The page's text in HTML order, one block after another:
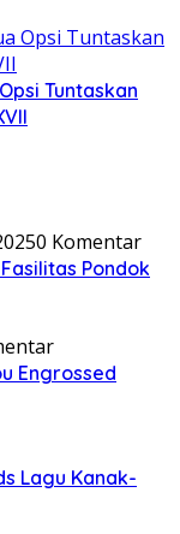
Tuntaskan
0 Komentar
Pondok
Engrossed
Lagu Kanak-